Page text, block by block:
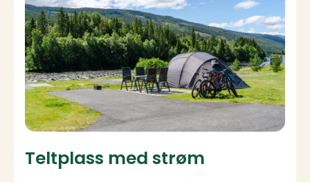
Teltplass med strøm